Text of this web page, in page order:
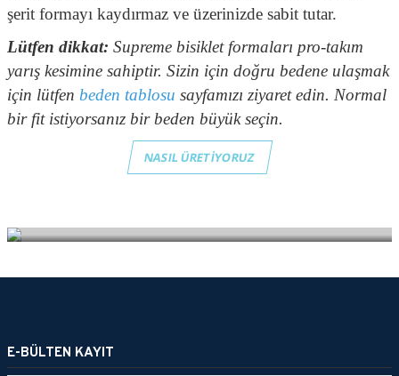
şerit formayı kaydırmaz ve üzerinizde sabit tutar.
Lütfen dikkat: Supreme bisiklet formaları pro-takım
yarış kesimine sahiptir. Sizin için doğru bedene ulaşmak
için lütfen beden tablosu sayfamızı ziyaret edin. Normal
bir fit istiyorsanız bir beden büyük seçin.
NASIL ÜRETİYORUZ
E-BÜLTEN KAYIT